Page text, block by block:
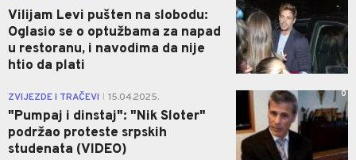
Vilijam Levi pušten na slobodu:
Oglasio se o optužbama za napad
u restoranu, i navodima da nije
htio da plati
ZVIJEZDE I TRAČEVI 15.04.2025.
"Pumpaj i dinstaj": "Nik Sloter"
podržao proteste srpskih
studenata (VIDEO)
0